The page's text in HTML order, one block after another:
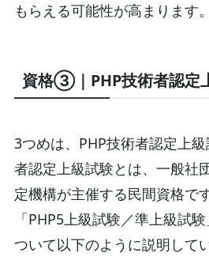
もらえる可能性が高まります。
資格③｜PHP技術者認定
3つめは、PHP技術者認定上
者認定上級試験とは、一般社
定機構が主催する民間資格で
「PHP5上級試験／準上級試
ついて以下のように説明して